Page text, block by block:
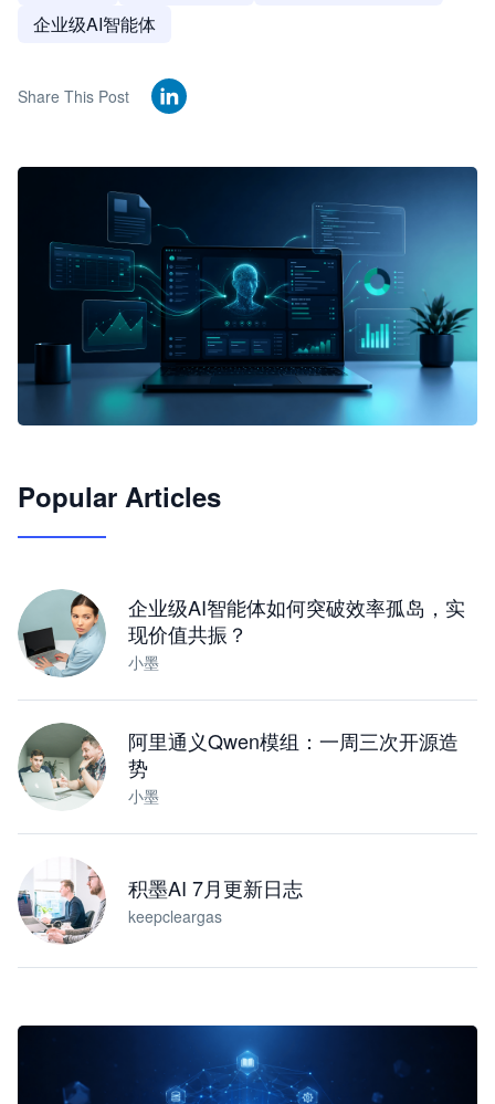
企业级AI智能体
Share This Post
JimoClaw 桌面 AI Agent 工作台
Popular Articles
企业级AI智能体如何突破效率孤岛，实
现价值共振？
小墨
阿里通义Qwen模组：一周三次开源造
势
小墨
积墨AI 7月更新日志
keepcleargas